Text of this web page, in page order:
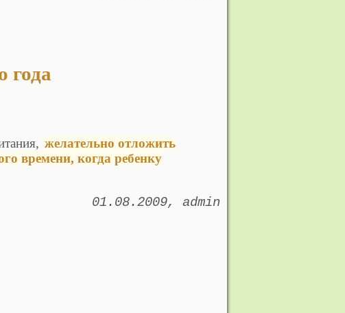
года
желательно отложить
времени, когда ребенку
01.08.2009 admin